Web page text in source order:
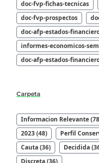
doc-fvp-fichas-tecnicas
doc-fvp-prospectos
doc-afp-estados-
informes-economicos-
doc-afp-estados-
Carpeta
Informacion
2023 (48)
Cauta (36)
Discreta (36)